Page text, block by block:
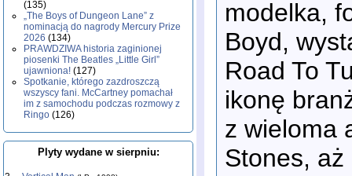
(135)
„The Boys of Dungeon Lane” z
nominacją do nagrody Mercury Prize
2026 (134)
PRAWDZIWA historia zaginionej
piosenki The Beatles „Little Girl”
ujawniona! (127)
Spotkanie, którego zazdroszczą
wszyscy fani. McCartney pomachał
im z samochodu podczas rozmowy z
Ringo (126)
Plyty wydane w sierpniu:
modelka,
Boyd,
Road To
ikonę
z wieloma
Stones,